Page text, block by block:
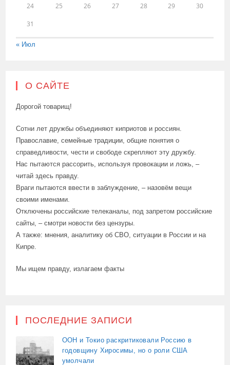
24 25 26 27 28 29 30
31
« Июл
О САЙТЕ
Дорогой товарищ!
Сотни лет дружбы объединяют киприотов и россиян.
Православие, семейные традиции, общие понятия о
справедливости, чести и свободе скрепляют эту дружбу.
Нас пытаются рассорить, используя провокации и ложь, –
читай здесь правду.
Враги пытаются ввести в заблуждение, – назовём вещи
своими именами.
Отключены российские телеканалы, под запретом российские
сайты, – смотри новости без цензуры.
А также: мнения, аналитику об СВО, ситуации в России и на
Кипре.
Мы ищем правду, излагаем факты
ПОСЛЕДНИЕ ЗАПИСИ
ООН и Токио раскритиковали Россию в
годовщину Хиросимы, но о роли США
умолчали